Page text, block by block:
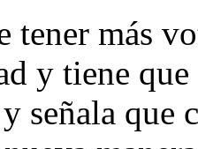
tener más
y tiene
señala que